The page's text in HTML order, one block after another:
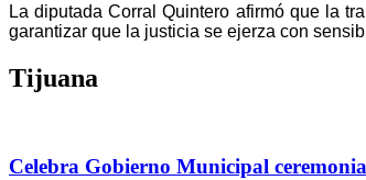
La diputada Corral Quintero afirmó que la
garantizar que la justicia se ejerza con
Tijuana
Celebra Gobierno Municipal